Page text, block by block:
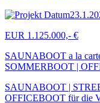
EUR 1.125.000,- €
SAUNABOOT a la
SOMMERBOOT |
SAUNABOOT |
OFFICEBOOT für die